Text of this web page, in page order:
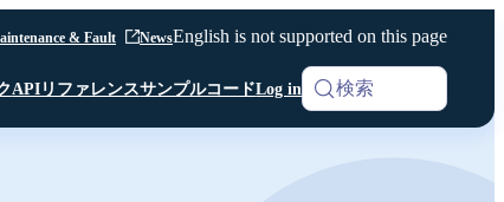
& Fault NewsEnglish is not supported on this page
APIリファレンスサンプルコードLog in 検索